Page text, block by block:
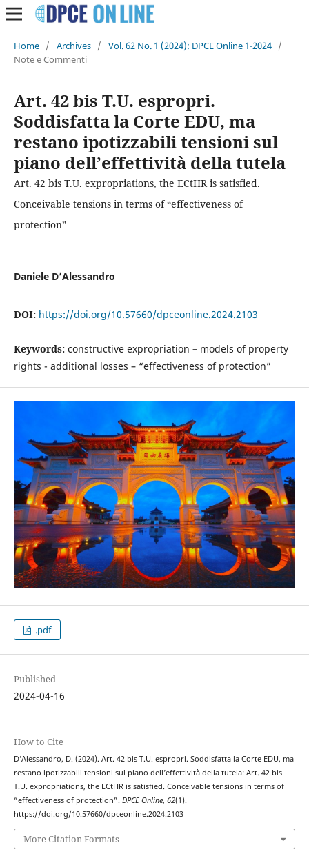
Home / Archives / Vol. 62 No. 1 (2024): DPCE Online 1-2024 /
Note e Commenti
Art. 42 bis T.U. espropri.
Soddisfatta la Corte EDU, ma
restano ipotizzabili tensioni sul
piano dell’effettività della tutela
Art. 42 bis T.U. expropriations, the ECtHR is satisfied.
Conceivable tensions in terms of “effectiveness of
protection”
Daniele D’Alessandro
DOI: https://doi.org/10.57660/dpceonline.2024.2103
Keywords: constructive expropriation – models of property
rights - additional losses – “effectiveness of protection”
.pdf
Published
2024-04-16
How to Cite
D’Alessandro, D. (2024). Art. 42 bis T.U. espropri. Soddisfatta la Corte EDU, ma
restano ipotizzabili tensioni sul piano dell’effettività della tutela: Art. 42 bis
T.U. expropriations, the ECtHR is satisfied. Conceivable tensions in terms of
“effectiveness of protection”. DPCE Online, 62(1).
https://doi.org/10.57660/dpceonline.2024.2103
More Citation Formats